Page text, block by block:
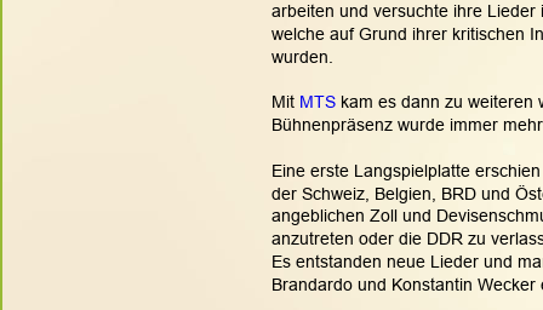
arbeiten und versuchte ihre
welche auf Grund ihrer kritischen
wurden.
Mit MTS kam es dann zu weiteren
Bühnenpräsenz wurde immer
Eine erste Langspielplatte
der Schweiz, Belgien, BRD und
angeblichen Zoll und
anzutreten oder die DDR zu
Es entstanden neue Lieder und
Brandardo und Konstantin